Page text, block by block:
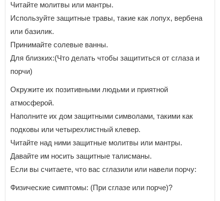
Читайте молитвы или мантры.
Используйте защитные травы, такие как лопух, вербена
или базилик.
Принимайте солевые ванны.
Для близких:(Что делать чтобы защититься от сглаза и
порчи)
Окружите их позитивными людьми и приятной
атмосферой.
Наполните их дом защитными символами, такими как
подковы или четырехлистный клевер.
Читайте над ними защитные молитвы или мантры.
Давайте им носить защитные талисманы.
Если вы считаете, что вас сглазили или навели порчу:
Физические симптомы: (При сглазе или порче)?